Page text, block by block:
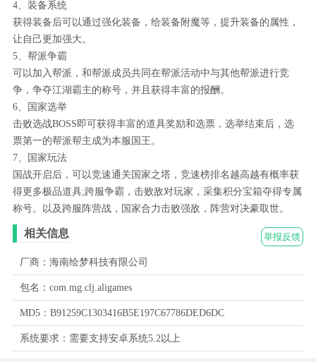
4、装备系统
获得装备后可以通过强化装备，给装备附魔等，提升装备的属性，
让自己更加强大。
5、帮派争霸
可以加入帮派，和帮派成员共同在帮派活动中与其他帮派进行竞
争，争夺江湖霸主的称号，并且获得丰富的报酬。
6、国家选举
击败选战BOSS即可获得丰富的道具奖励和选票，选举结束后，选
票第一的帮派帮主成为本服国王。
7、国家玩法
国战开启后，可以竞速通关国家之塔，竞速榜排名越高越有概率获
得更多极品道具;跨服争霸，击败敌对玩家，采集积分宝箱夺得专属
称号。以及跨服阵营战，国家合力击败强敌，阵营对决豪取世。
举报反馈
相关信息
厂商：海南绘梦科技有限公司
包名：com.mg.clj.aligames
MD5：B91259C1303416B5E197C67786DED6DC
系统要求：需要支持安卓系统5.2以上